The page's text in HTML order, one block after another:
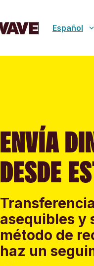
Español
ENVÍA
DESDE
asequibles y
método de
haz un